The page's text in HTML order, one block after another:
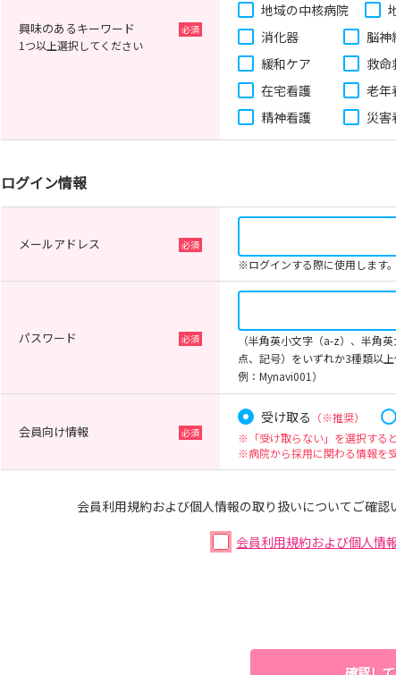
興味のあるキーワード
1つ以上選択してください
地域の中核病院
消化器
脳神
緩和ケア
救命
在宅看護
老年
精神看護
災害
ログイン情報
メールアドレス
※ログインする際に使用します。
パスワード
（半角英小文字（a-z）、半角
点、記号）をいずれか3種類以
例：Mynavi001）
会員向け情報
受け取る （※推奨）
※「受け取らない」を選択する
※病院から採用に関わる情報を
会員利用規約および個人情報の取り扱いについてご確認
会員利用規約および個人情